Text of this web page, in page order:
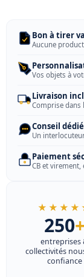
Bon à tirer
Aucune
Vos objets à
Livraison
Comprise dans
Conseil dédié
Un
Paiement
CB et
250+
entreprises
collectivités
confiance